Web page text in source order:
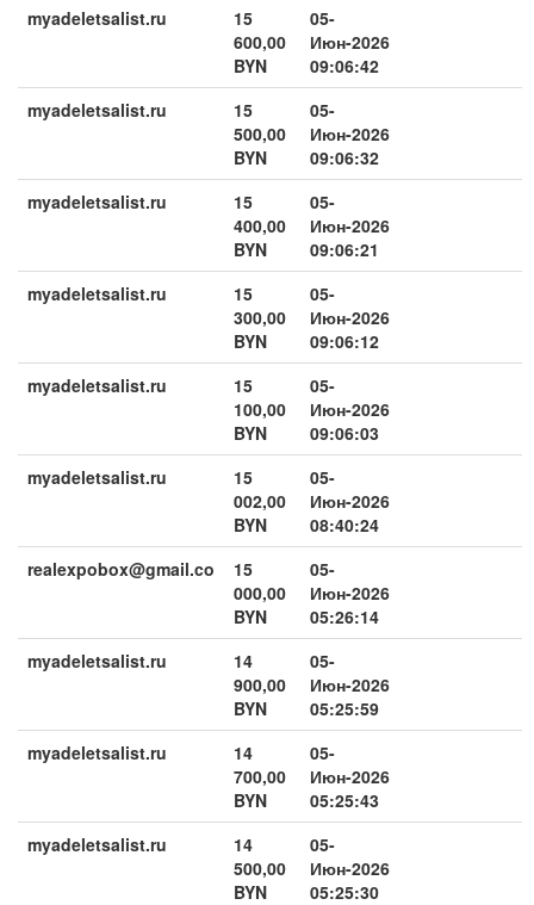
myadeletsalist.ru
15
600,00
BYN
05-
Июн-2026
09:06:42
myadeletsalist.ru
15
500,00
BYN
05-
Июн-2026
09:06:32
myadeletsalist.ru
15
400,00
BYN
05-
Июн-2026
09:06:21
myadeletsalist.ru
15
300,00
BYN
05-
Июн-2026
09:06:12
myadeletsalist.ru
15
100,00
BYN
05-
Июн-2026
09:06:03
myadeletsalist.ru
15
002,00
BYN
05-
Июн-2026
08:40:24
realexpobox@gmail.co
15
000,00
BYN
05-
Июн-2026
05:26:14
myadeletsalist.ru
14
900,00
BYN
05-
Июн-2026
05:25:59
myadeletsalist.ru
14
700,00
BYN
05-
Июн-2026
05:25:43
myadeletsalist.ru
14
500,00
BYN
05-
Июн-2026
05:25:30